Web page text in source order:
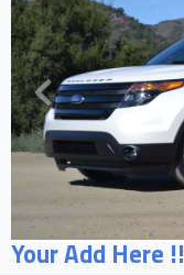
Your Add Here !!